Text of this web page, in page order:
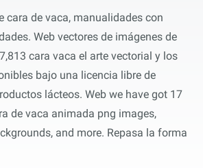
cara de vaca, manualidades con
Web vectores de imágenes de
cara vaca el arte vectorial y los
bajo una licencia libre de
lácteos. Web we have got 17
de vaca animada png images,
and more. Repasa la forma